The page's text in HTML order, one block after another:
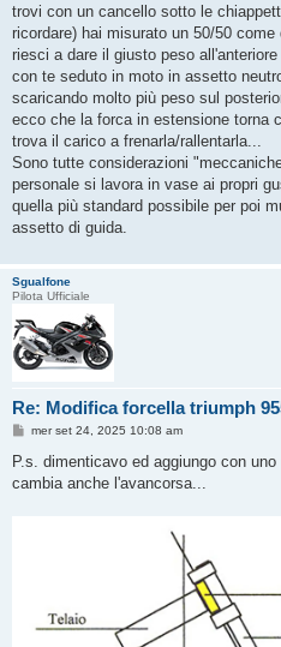
trovi con un cancello sotto le
ricordare) hai misurato un 50/50
riesci a dare il giusto peso
con te seduto in moto in assetto
scaricando molto più peso sul
ecco che la forca in estensione torna
trova il carico a frenarla/rallentarla...
Sono tutte considerazioni
personale si lavora in vase ai propri
quella più standard possibile per poi
assetto di guida.
Sgualfone
Pilota Ufficiale
Re: Modifica forcella triumph
M
s
a
mer set 24, 2025 10:08 am
P.s. dimenticavo ed aggiungo con
cambia anche l'avancorsa...